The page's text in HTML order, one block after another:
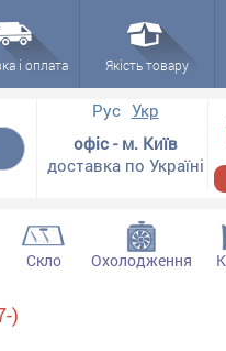
і оплата Якість товару
Рус Укр
офіс - м. Київ
доставка по Україні
Скло Охолодження
)